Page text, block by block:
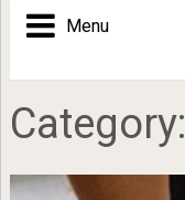
Menu
Category: